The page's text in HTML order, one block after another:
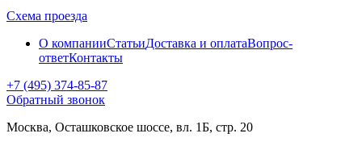
Схема проезда
О компанииСтатьиДоставка и оплатаВопрос-
ответКонтакты
+7 (495) 374-85-87
Обратный звонок
Москва, Осташковское шоссе, вл. 1Б, стр. 20